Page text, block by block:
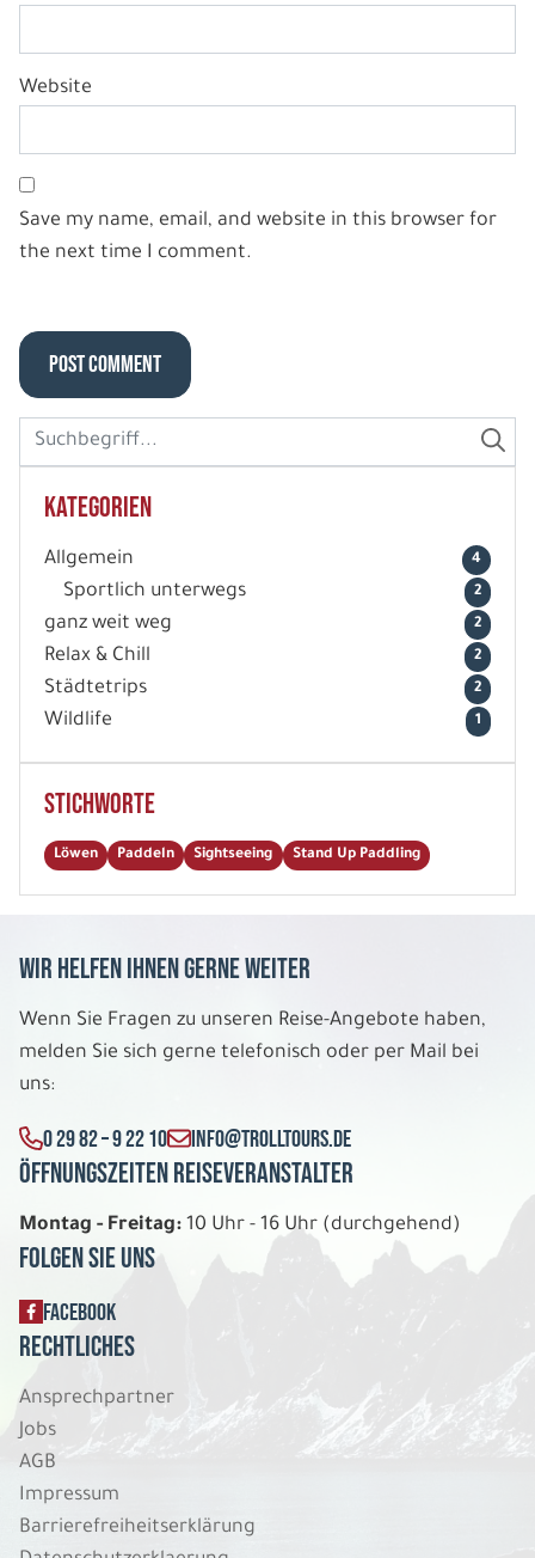
Website
Save my name, email, and website in this browser for
the next time I comment.
Kategorien
Allgemein 4
Sportlich unterwegs 2
ganz weit weg 2
Relax & Chill 2
Städtetrips 2
Wildlife 1
Stichworte
Löwen Paddeln Sightseeing Stand Up Paddling
Wir helfen Ihnen gerne weiter
Wenn Sie Fragen zu unseren Reise-Angebote haben,
melden Sie sich gerne telefonisch oder per Mail bei
uns:
0 29 82 – 9 22 10 INFO@TROLLTOURS.DE
Öffnungszeiten Reiseveranstalter
Montag - Freitag: 10 Uhr - 16 Uhr (durchgehend)
Folgen Sie uns
FACEBOOK
Rechtliches
Ansprechpartner
Jobs
AGB
Impressum
Barrierefreiheitserklärung